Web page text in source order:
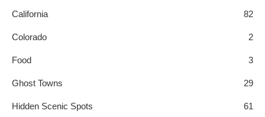
California 82
Colorado 2
Food 3
Ghost Towns 29
Hidden Scenic Spots 61